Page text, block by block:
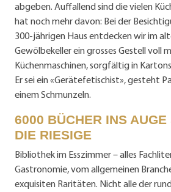
abgeben. Auffallend sind die vielen
hat noch mehr davon: Bei der
300-jährigen Haus entdecken wir im
Gewölbekeller ein grosses Gestell voll
Küchenmaschinen, sorgfältig in
Er sei ein «Gerätefetischist», gesteht
einem Schmunzeln.
6000 BÜCHER INS AUGE
DIE RIESIGE
Bibliothek im Esszimmer – alles
Gastronomie, vom allgemeinen
exquisiten Raritäten. Nicht alle der